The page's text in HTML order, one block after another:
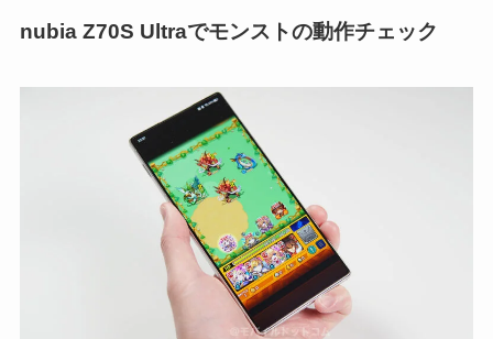
nubia Z70S Ultraでモンストの動作チェック